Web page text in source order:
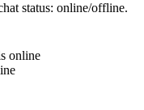
status: online/offline.
online